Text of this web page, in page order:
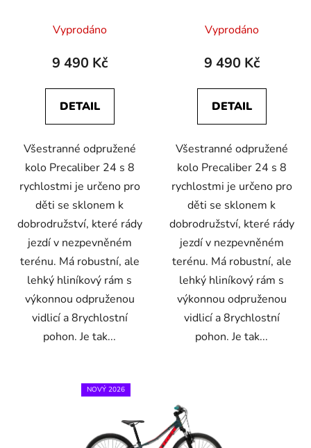
Vyprodáno
9 490 Kč
DETAIL
Všestranné odpružené
kolo Precaliber 24 s 8
rychlostmi je určeno pro
děti se sklonem k
dobrodružství, které rády
jezdí v nezpevněném
terénu. Má robustní, ale
lehký hliníkový rám s
výkonnou odpruženou
vidlicí a 8rychlostní
pohon. Je tak...
Vyprodáno
9 490 Kč
DETAIL
Všestranné odpružené
kolo Precaliber 24 s 8
rychlostmi je určeno pro
děti se sklonem k
dobrodružství, které rády
jezdí v nezpevněném
terénu. Má robustní, ale
lehký hliníkový rám s
výkonnou odpruženou
vidlicí a 8rychlostní
pohon. Je tak...
NOVÝ 2026